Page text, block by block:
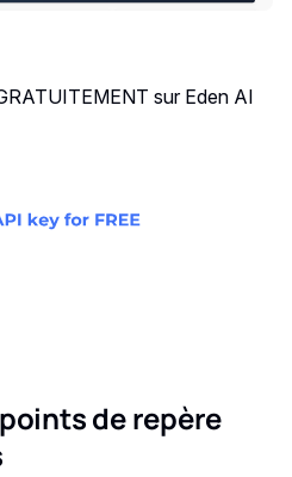
sur Eden AI
de repère